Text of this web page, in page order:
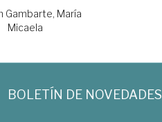
Gambarte, María
Micaela
BOLETÍN DE NOVEDADES